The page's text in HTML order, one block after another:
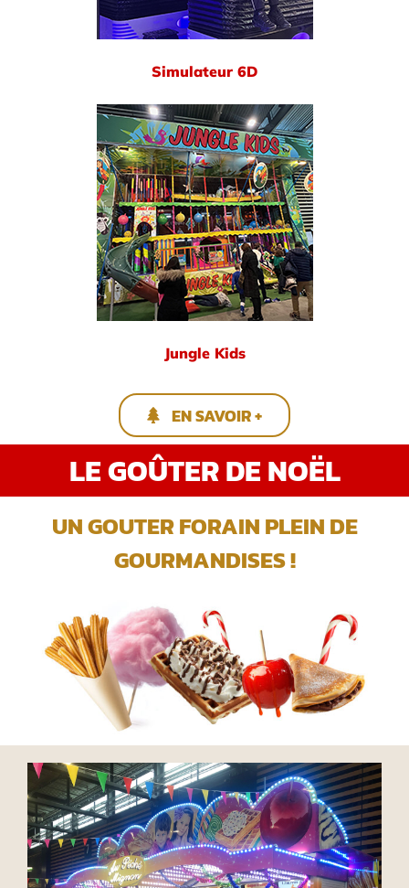
Simulateur 6D
Jungle Kids
EN SAVOIR +
LE GOÛTER DE NOËL
UN GOUTER FORAIN PLEIN DE
GOURMANDISES !